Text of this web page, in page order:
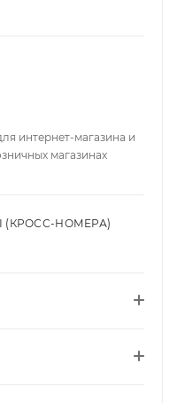
интернет-магазина и
магазинах
НОМЕРА)